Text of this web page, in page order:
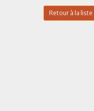
Retour à la liste